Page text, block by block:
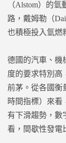
（Alstom）的
路，戴姆勒（
也積極投入氫燃
德國的汽車、機
度的要求特別高
前茅。從各國衡
時間指標）來看
有下滑趨勢，數
看，間歇性發電